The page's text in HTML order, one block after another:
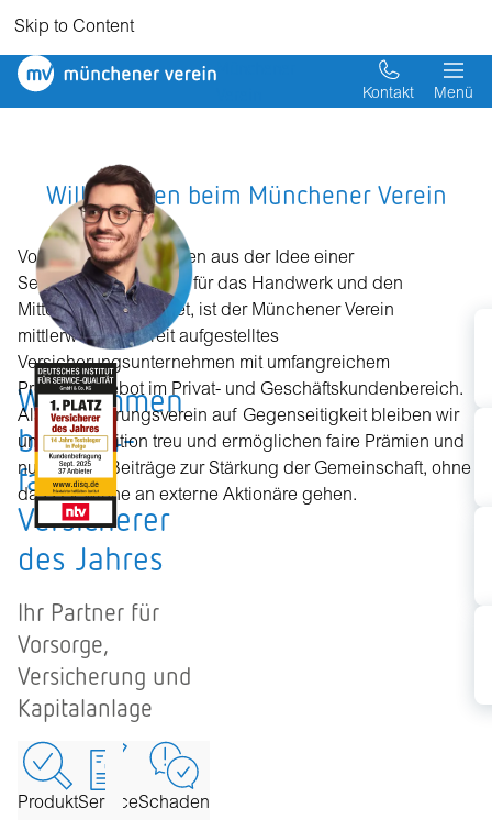
Skip to Content
Münchener
Kontakt Menü
Willkommen
beim 14-
fachen
Versicherer
des Jahres
Ihr Partner für
Vorsorge,
Versicherung und
Kapitalanlage
ProduktServiceSchaden
Willkommen beim Münchener Verein
Vor mehr als 100 Jahren aus der Idee einer
Selbsthilfeeinrichtung für das Handwerk und den
Mittelstand gegründet, ist der Münchener Verein
mittlerweile ein breit aufgestelltes
Versicherungsunternehmen mit umfangreichem
Produktangebot im Privat- und Geschäftskundenbereich.
Als Versicherungsverein auf Gegenseitigkeit bleiben wir
unserer Tradition treu und ermöglichen faire Prämien und
nutzen ihre Beiträge zur Stärkung der Gemeinschaft, ohne
dass Gewinne an externe Aktionäre gehen.